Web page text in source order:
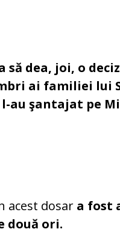
dea, joi, o
ai familiei lui
au şantajat pe
acest dosar a fost
două ori.